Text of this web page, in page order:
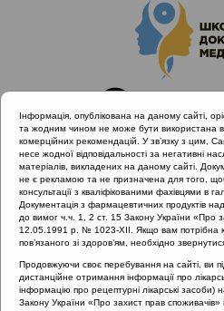
Головна
Матеріали за МКХ-11
10 Хвороби вуха та
Гострий середній отит: критерії
Інформація, опублікована на даному сайті,
та жодним чином не може бути використана в
комерційних рекомендацій. У зв’язку з цим,
несе жодної відповідальності за негативні
матеріалів, викладених на даному сайті.
не є рекламою та не призначена для того, щоб
консультації з кваліфікованими фахівцями в
Документація з фармацевтичних продуктів
до вимог ч.ч. 1, 2 ст. 15 Закону України «Про
12.05.1991 р. № 1023-XII. Якщо вам потрібна
пов’язаного зі здоров’ям, необхідно
Продовжуючи своє перебування на сайті, ви
дистанційне отримання інформації про
інформацію про рецептурні лікарські засоби)
Закону України «Про захист прав